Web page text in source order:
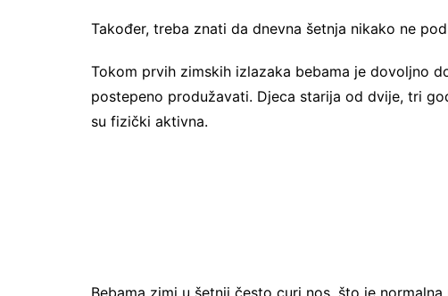
Također, treba znati da dnevna šetnja nikako ne
Tokom prvih zimskih izlazaka bebama je dovoljno
postepeno produžavati. Djeca starija od dvije, tri
su fizički aktivna.
Bebama zimi u šetnji često curi nos, što je